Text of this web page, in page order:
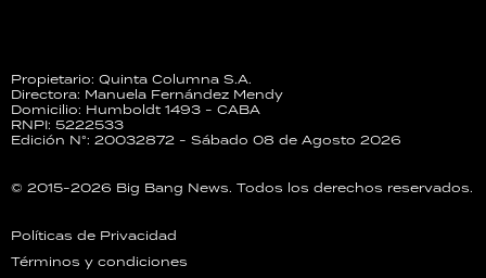
Propietario: Quinta Columna S.A.
Directora: Manuela Fernández Mendy
Domicilio: Humboldt 1493 - CABA
RNPI: 5222533
Edición N°: 20032872 - Sábado 08 de Agosto 2026
© 2015-2026 Big Bang News. Todos los derechos reservados.
Políticas de Privacidad
Términos y condiciones